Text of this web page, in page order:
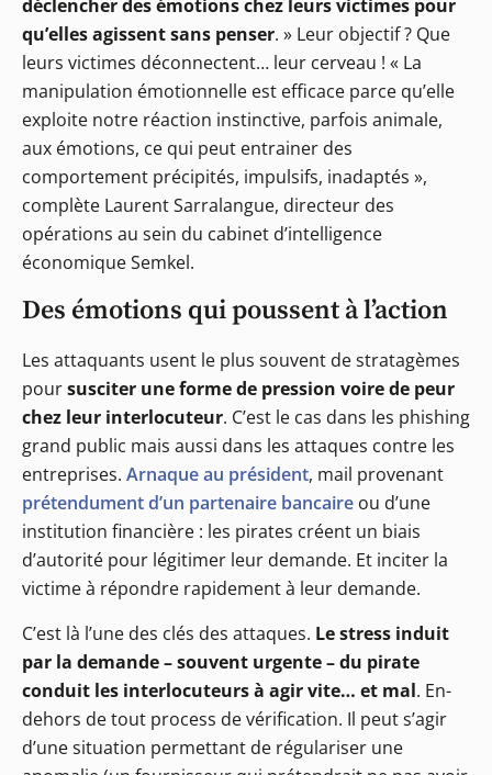
déclencher des émotions chez leurs victimes pour
qu’elles agissent sans penser. » Leur objectif ? Que
leurs victimes déconnectent… leur cerveau ! « La
manipulation émotionnelle est efficace parce qu’elle
exploite notre réaction instinctive, parfois animale,
aux émotions, ce qui peut entrainer des
comportement précipités, impulsifs, inadaptés »,
complète Laurent Sarralangue, directeur des
opérations au sein du cabinet d’intelligence
économique Semkel.
Des émotions qui poussent à l’action
Les attaquants usent le plus souvent de stratagèmes
poursusciter une forme de pression voire de peur
chez leur interlocuteur. C’est le cas dans les phishing
grand public mais aussi dans les attaques contre les
entreprises. Arnaque au président, mail provenant
prétendument d’un partenaire bancaire ou d’une
institution financière : les pirates créent un biais
d’autorité pour légitimer leur demande. Et inciter la
victime à répondre rapidement à leur demande.
C’est là l’une des clés des attaques. Le stress induit
par la demande – souvent urgente – du pirate
conduit les interlocuteurs à agir vite… et mal. En-
dehors de tout process de vérification. Il peut s’agir
d’une situation permettant de régulariser une